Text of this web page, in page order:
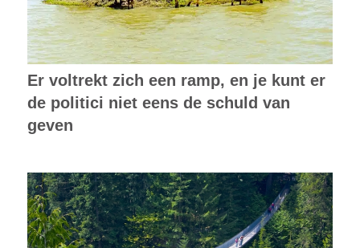
Er voltrekt zich een ramp, en je kunt er
de politici niet eens de schuld van
geven